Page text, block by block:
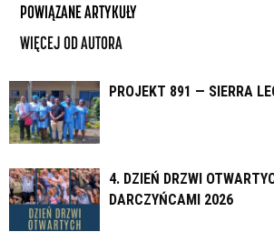
POWIĄZANE ARTYKUŁY
WIĘCEJ OD AUTORA
PROJEKT 891 — SIERRA
4. DZIEŃ DRZWI
DARCZYŃCAMI 2026